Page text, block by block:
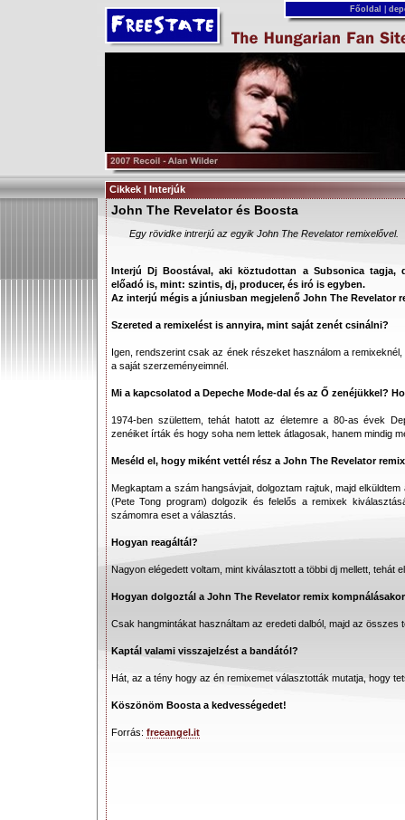
Főoldal
Cikkek | Interjúk
John The Revelator és Boosta
Egy rövidke intrerjú az egyik John The Revelator remixelővel.
Interjú Dj Boostával, aki köztudottan a Subsonica tagja,
előadó is, mint: szintis, dj, producer, és iró is egyben.
Az interjú mégis a júniusban megjelenő John The Revelator
Szereted a remixelést is annyira, mint saját zenét csinálni?
Igen, rendszerint csak az ének részeket használom a
a saját szerzeményeimnél.
Mi a kapcsolatod a Depeche Mode-dal és az Ő zenéjükkel?
1974-ben születtem, tehát hatott az életemre a 80-as évek
zenéiket írták és hogy soha nem lettek átlagosak, hanem mindig
Meséld el, hogy miként vettél rész a John The Revelator
Megkaptam a szám hangsávjait, dolgoztam rajtuk, majd
(Pete Tong program) dolgozik és felelős a remixek
számomra eset a választás.
Hogyan reagáltál?
Nagyon elégedett voltam, mint kiválasztott a többi dj mellett, tehát
Hogyan dolgoztál a John The Revelator remix
Csak hangmintákat használtam az eredeti dalból, majd az összes
Kaptál valami visszajelzést a bandától?
Hát, az a tény hogy az én remixemet választották mutatja, hogy
Köszönöm Boosta a kedvességedet!
Forrás: freeangel.it